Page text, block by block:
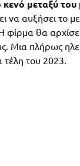
κενό μεταξύ
να αυξήσει το
θα
Μια πλήρως
του 2023.